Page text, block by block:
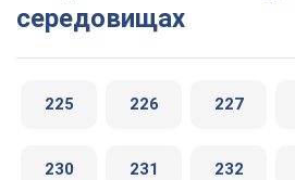
середовищах
225 226 227
230 231 232